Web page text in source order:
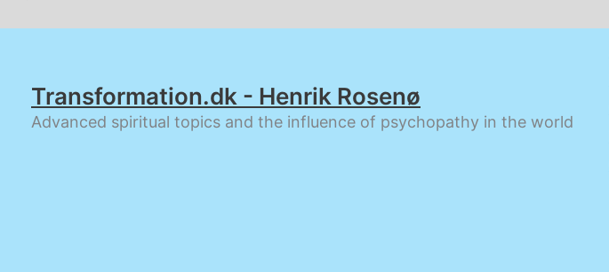
Transformation.dk - Henrik Rosenø
Advanced spiritual topics and the influence of psychopathy in the world